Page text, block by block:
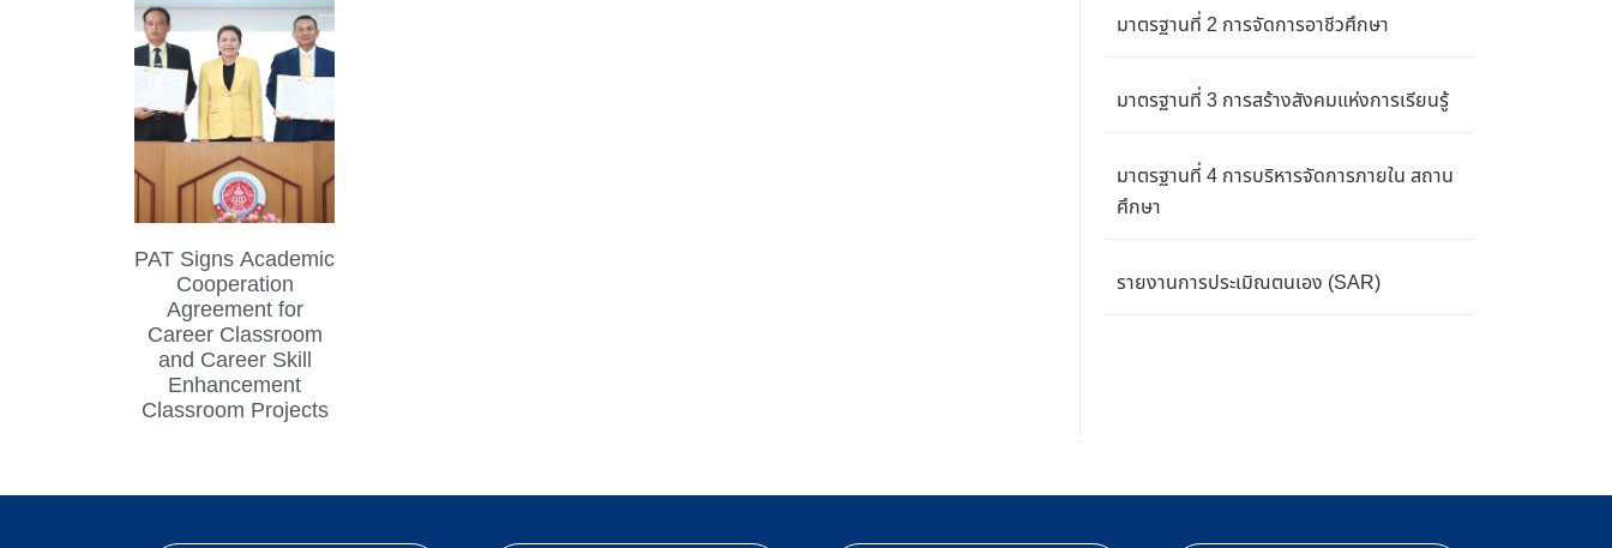
PAT Signs Academic
Cooperation
Agreement for
Career Classroom
and Career Skill
Enhancement
Classroom Projects
มาตรฐานที่ 2 การจัดการอาชีวศึกษา
มาตรฐานที่ 3 การสร้างสังคมแห่งการเรียนรู้
มาตรฐานที่ 4 การบริหารจัดการภายใน สถาน
ศึกษา
รายงานการประเมิณตนเอง (SAR)